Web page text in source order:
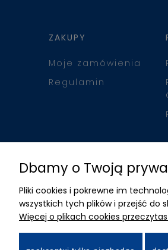
ZAKUPY
Moje zamówienia
Regulamin
Dbamy o Twoją
Pliki cookies i pokrewne im
wszystkich tych plików i przejść do
Więcej o plikach cookies